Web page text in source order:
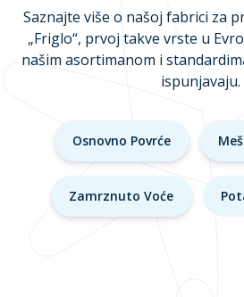
Saznajte više o našoj fabrici za
„Friglo“, prvoj takve vrste u
našim asortimanom i
ispunjavaju.
Osnovno Povrće
Zamrznuto Voće